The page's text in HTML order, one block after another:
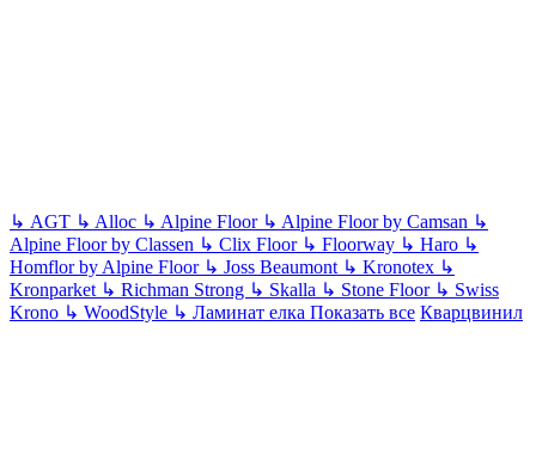
↳ AGT ↳ Alloc ↳ Alpine Floor ↳ Alpine Floor by Camsan ↳
Alpine Floor by Classen ↳ Clix Floor ↳ Floorway ↳ Haro ↳
Homflor by Alpine Floor ↳ Joss Beaumont ↳ Kronotex ↳
Kronparket ↳ Richman Strong ↳ Skalla ↳ Stone Floor ↳ Swiss
Krono ↳ WoodStyle ↳ Ламинат елка Показать все Кварцвинил